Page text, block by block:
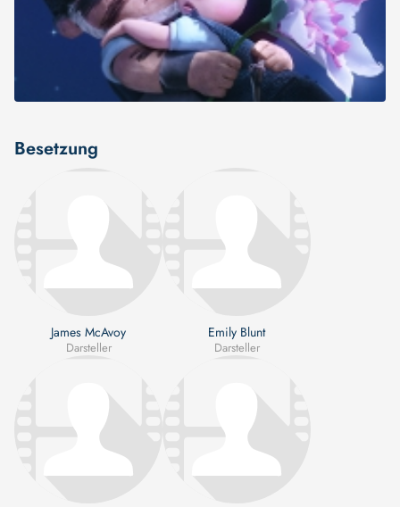
Besetzung
James McAvoy
Darsteller
Emily Blunt
Darsteller